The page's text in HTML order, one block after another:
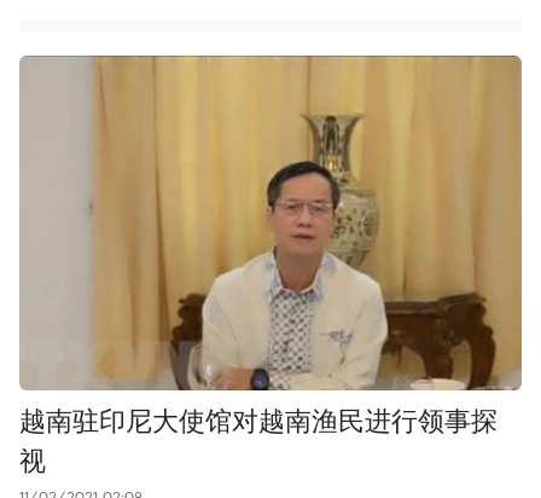
越南驻印尼大使馆对越南渔民进行领事探
视